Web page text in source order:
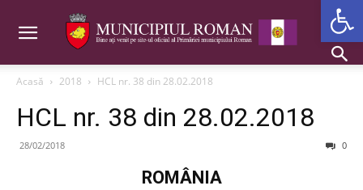
Acasă 2018 HCL nr. 38 din 28.02.2018
HCL nr. 38 din 28.02.2018
28/02/2018 0
ROMÂNIA